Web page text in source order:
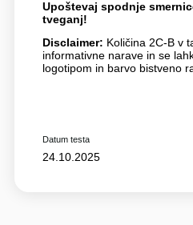
Upoštevaj spodnje
tveganj!
Disclaimer: Količina 2C-B v
informativne narave in se
logotipom in barvo bistveno
Datum testa
24.10.2025